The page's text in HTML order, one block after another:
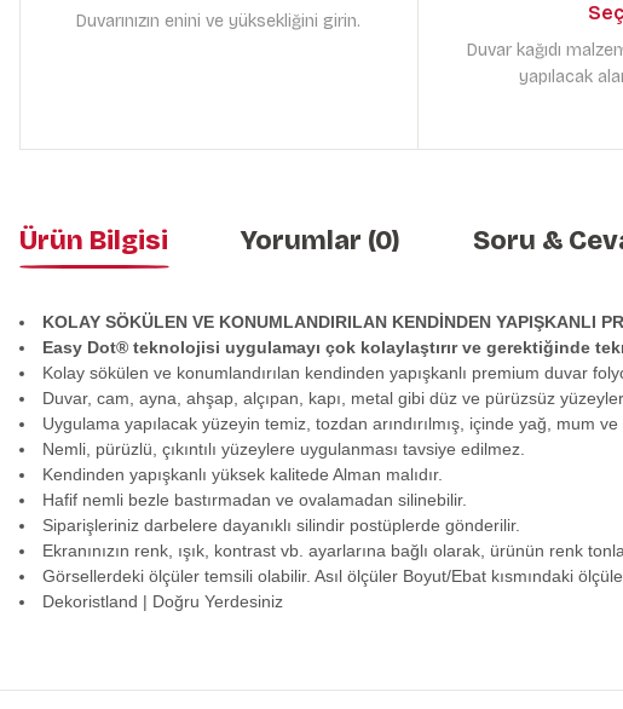
Duvarınızın enini ve yüksekliğini girin.
Duvar kağıdı
yapılacak
Ürün Bilgisi Yorumlar (0) Soru &
KOLAY SÖKÜLEN VE KONUMLANDIRILAN KENDİNDEN YAPIŞKANLI
Easy Dot® teknolojisi uygulamayı çok kolaylaştırır ve gerektiğinde
Kolay sökülen ve konumlandırılan kendinden yapışkanlı premium duvar
Duvar, cam, ayna, ahşap, alçıpan, kapı, metal gibi düz ve pürüzsüz
Uygulama yapılacak yüzeyin temiz, tozdan arındırılmış, içinde yağ, mum
Nemli, pürüzlü, çıkıntılı yüzeylere uygulanması tavsiye edilmez.
Kendinden yapışkanlı yüksek kalitede Alman malıdır.
Hafif nemli bezle bastırmadan ve ovalamadan silinebilir.
Siparişleriniz darbelere dayanıklı silindir postüplerde gönderilir.
Ekranınızın renk, ışık, kontrast vb. ayarlarına bağlı olarak, ürünün renk
Görsellerdeki ölçüler temsili olabilir. Asıl ölçüler Boyut/Ebat kısmındaki
Dekoristland | Doğru Yerdesiniz